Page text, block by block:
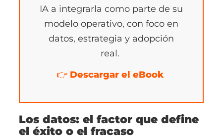
IA a integrarla como parte de su
modelo operativo, con foco en
datos, estrategia y adopción
real.
👉 Descargar el eBook
Los datos: el factor que define
el éxito o el fracaso